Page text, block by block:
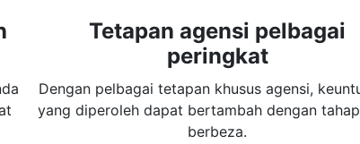
Tetapan agensi pelbagai
peringkat
Dengan pelbagai tetapan khusus agensi,
yang diperoleh dapat bertambah dengan
berbeza.